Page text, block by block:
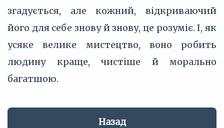
згадується, але кожний, відкриваючий
його для себе знову й знову, це розуміє. І, як
усяке велике мистецтво, воно робить
людину краще, чистіше й морально
багатшою.
Назад